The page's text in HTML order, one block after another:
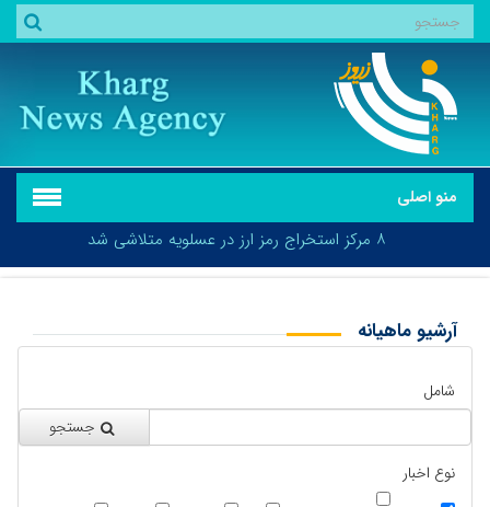
منو اصلی
۸ مرکز استخراج رمز ارز در عسلویه متلاشی شد
هشدار سطح نارنجی در استان بوشهر صادر شد
آرشیو ماهیانه
شامل
جستجو
نوع اخبار